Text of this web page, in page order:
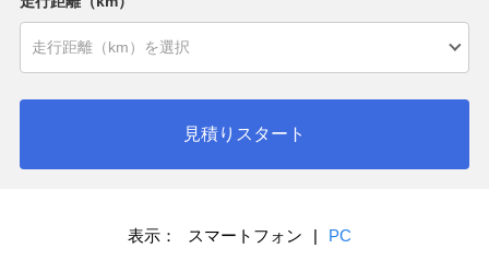
見積りスタート
表示： スマートフォン | PC